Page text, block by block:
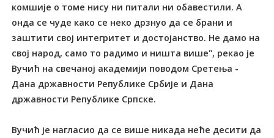
комшије о томе нису ни питали ни обавестили. А
онда се чуде како се неко дрзнуо да се брани и
заштити свој интегритет и достојанство. Не дамо на
свој народ, само то радимо и ништа више", рекао је
Вучић на свечаној академији поводом Сретења -
Дана државности Републике Србије и Дана
државности Републике Српске.
Вучић је нагласио да се више никада неће десити да